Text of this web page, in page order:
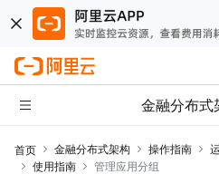
金融分布式
首页 金融分布式架构 操作指南
使用指南
管理应用分组